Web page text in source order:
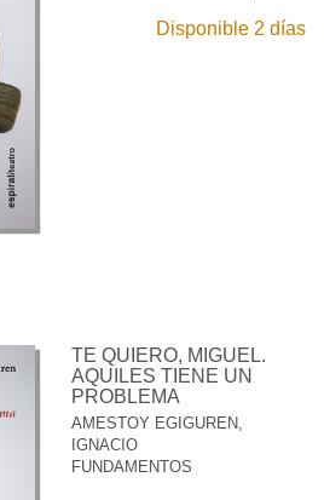
Disponible 2 días
TE QUIERO, MIGUEL.
AQUILES TIENE UN
PROBLEMA
AMESTOY EGIGUREN,
IGNACIO
FUNDAMENTOS